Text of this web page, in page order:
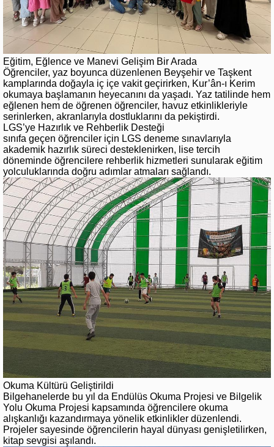
Eğitim, Eğlence ve Manevi Gelişim Bir Arada
Öğrenciler, yaz boyunca düzenlenen Beyşehir ve Taşkent
kamplarında doğayla iç içe vakit geçirirken, Kur’ân-ı Kerim
okumaya başlamanın heyecanını da yaşadı. Yaz tatilinde hem
eğlenen hem de öğrenen öğrenciler, havuz etkinlikleriyle
serinlerken, akranlarıyla dostluklarını da pekiştirdi.
LGS’ye Hazırlık ve Rehberlik Desteği
sınıfa geçen öğrenciler için LGS deneme sınavlarıyla
akademik hazırlık süreci desteklenirken, lise tercih
döneminde öğrencilere rehberlik hizmetleri sunularak eğitim
yolculuklarında doğru adımlar atmaları sağlandı.
Okuma Kültürü Geliştirildi
Bilgehanelerde bu yıl da Endülüs Okuma Projesi ve Bilgelik
Yolu Okuma Projesi kapsamında öğrencilere okuma
alışkanlığı kazandırmaya yönelik etkinlikler düzenlendi.
Projeler sayesinde öğrencilerin hayal dünyası genişletilirken,
kitap sevgisi aşılandı.